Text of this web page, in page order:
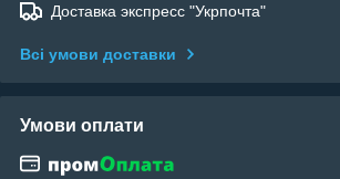
Доставка экспресс "Укрпочта"
Всі умови доставки
Умови оплати